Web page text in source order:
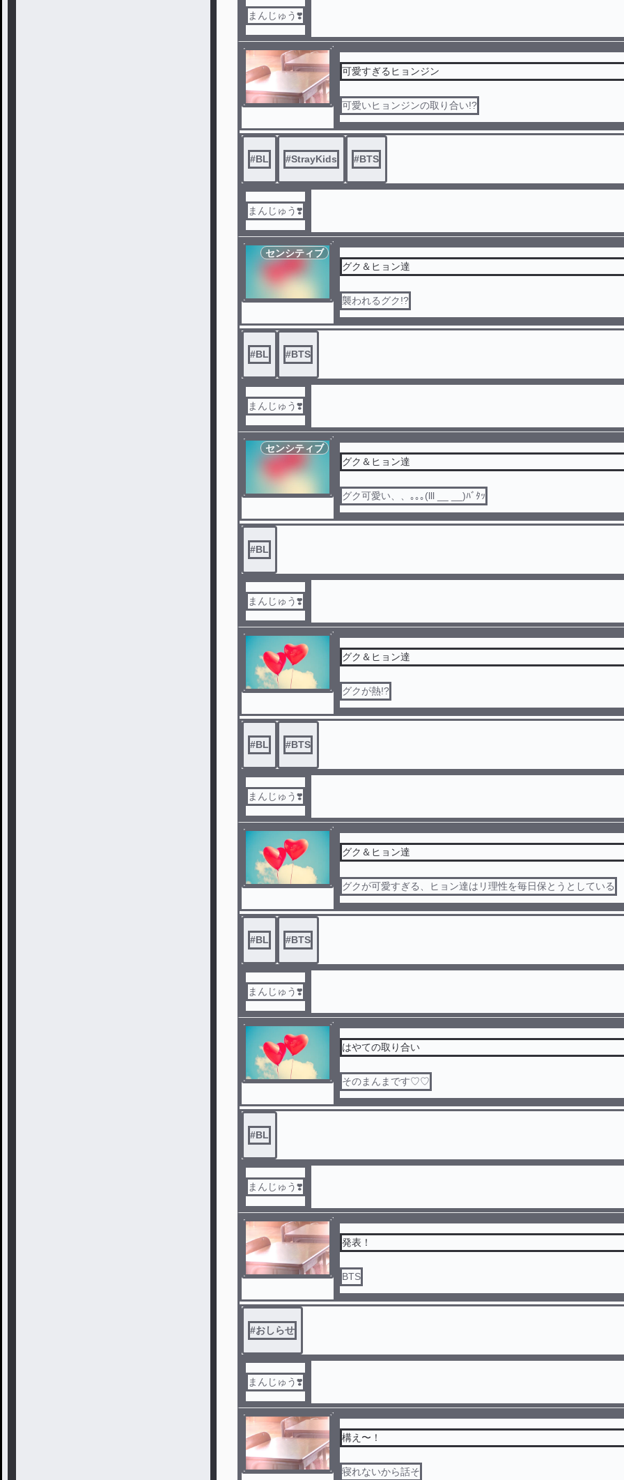
まんじゅう❣️
可愛すぎるヒョンジン
可愛いヒョンジンの取り合い!?
#BL #StrayKids #BTS
まんじゅう❣️
センシティブ
グク＆ヒョン達
襲われるグク!?
#BL #BTS
まんじゅう❣️
センシティブ
グク＆ヒョン達
グク可愛い、、｡｡｡(lll __ __)ﾊﾞﾀｯ
#BL
まんじゅう❣️
グク＆ヒョン達
グクが熱!?
#BL #BTS
まんじゅう❣️
グク＆ヒョン達
グクが可愛すぎる、ヒョン達はリ理性を毎日保とうとしている
#BL #BTS
まんじゅう❣️
はやての取り合い
そのまんまです♡♡
#BL
まんじゅう❣️
発表！
BTS
#おしらせ
まんじゅう❣️
構え〜！
寝れないから話そ